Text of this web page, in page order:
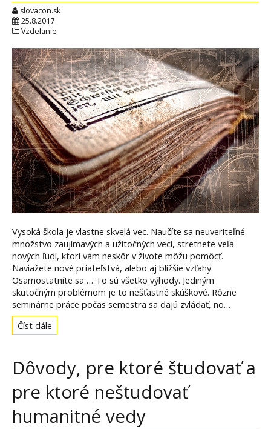
slovacon.sk
25.8.2017
Vzdelanie
Vysoká škola je vlastne skvelá vec. Naučíte sa neuveriteľné
množstvo zaujímavých a užitočných vecí, stretnete veľa
nových ľudí, ktorí vám neskôr v živote môžu pomôcť.
Naviažete nové priateľstvá, alebo aj bližšie vzťahy.
Osamostatníte sa … To sú všetko výhody. Jediným
skutočným problémom je to nešťastné skúškové. Rôzne
seminárne práce počas semestra sa dajú zvládať, no…
Číst dále
Dôvody, pre ktoré študovať a
pre ktoré neštudovať
humanitné vedy